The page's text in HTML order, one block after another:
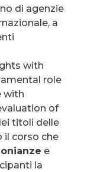
di agenzie
a
with
role
with
of
titoli delle
il corso che
e
la